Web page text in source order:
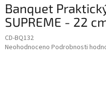
Banquet
SUPREME - 22
CD-BQ132
Průměrné
Neohodnoceno Podrobnosti